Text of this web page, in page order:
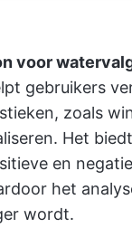
voor
gebruikers
zoals
Het
en
het
wordt.